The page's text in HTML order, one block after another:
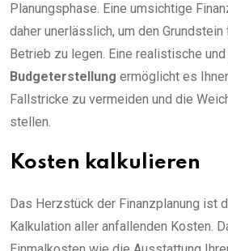
Planungsphase. Eine umsichtige
daher unerlässlich, um den
Betrieb zu legen. Eine realistische
Budgeterstellung ermöglicht es
Fallstricke zu vermeiden und die
stellen.
Kosten kalkulieren
Das Herzstück der Finanzplanung ist
Kalkulation aller anfallenden Kosten.